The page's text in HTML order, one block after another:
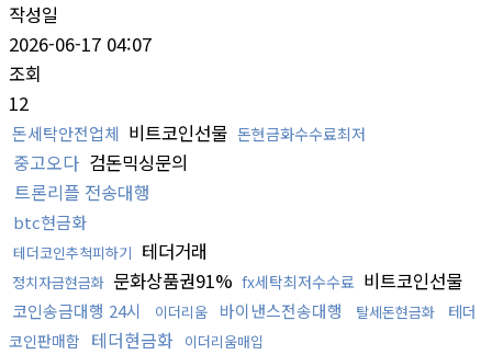
작성일
2026-06-17 04:07
조회
12
돈세탁안전업체 비트코인선물 돈현금화수수료최저
중고오다 검돈믹싱문의
트론리플 전송대행
btc현금화
테더코인추척피하기 테더거래
정치자금현금화 문화상품권91% fx세탁최저수수료 비트코인선물
코인송금대행 24시 이더리움 바이낸스전송대행 탈세돈현금화
테더
코인판매함 테더현금화 이더리움매입